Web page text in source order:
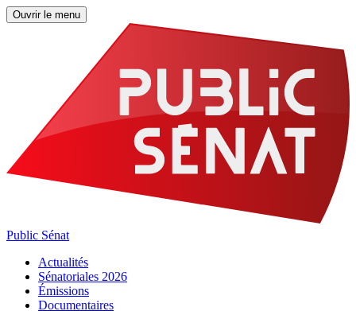
Ouvrir le menu
Public Sénat
Actualités
Sénatoriales 2026
Émissions
Documentaires